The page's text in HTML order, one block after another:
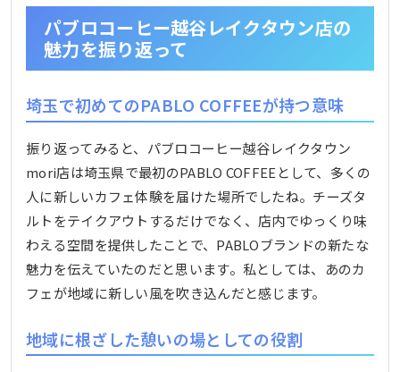
パブロコーヒー越谷レイクタウン店の
魅力を振り返って
埼玉で初めてのPABLO COFFEEが持つ意味
振り返ってみると、パブロコーヒー越谷レイクタウン
mori店は埼玉県で最初のPABLO COFFEEとして、多くの
人に新しいカフェ体験を届けた場所でしたね。チーズタ
ルトをテイクアウトするだけでなく、店内でゆっくり味
わえる空間を提供したことで、PABLOブランドの新たな
魅力を伝えていたのだと思います。私としては、あのカ
フェが地域に新しい風を吹き込んだと感じます。
地域に根ざした憩いの場としての役割